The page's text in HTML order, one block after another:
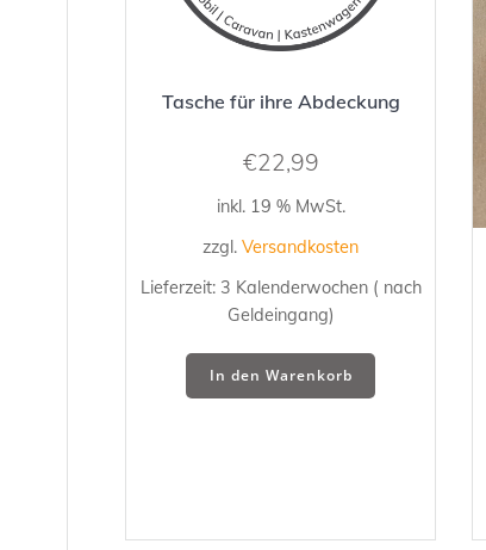
Tasche für ihre Abdeckung
€22,99
inkl. 19 % MwSt.
zzgl. Versandkosten
Lieferzeit: 3 Kalenderwochen ( nach
Geldeingang)
In den Warenkorb